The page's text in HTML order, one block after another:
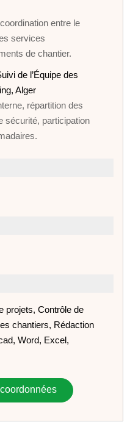
entre le
services
de chantier.
de l’Équipe des
Alger
répartition des
sécurité, participation
projets, Contrôle de
chantiers, Rédaction
Word, Excel,